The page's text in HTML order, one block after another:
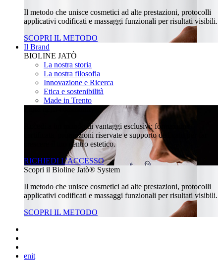
Il metodo che unisce cosmetici ad alte prestazioni, protocolli
applicativi codificati e massaggi funzionali per risultati visibili.
SCOPRI IL METODO
Il Brand
BIOLINE JATÒ
La nostra storia
La nostra filosofia
Innovazione e Ricerca
Etica e sostenibilità
Made in Trento
Accedi a un mondo di vantaggi esclusivi: formazione
certificata, promozioni riservate e supporto dedicato per far
crescere il tuo centro estetico.
RICHIEDI L'ACCESSO
Scopri il Bioline Jatò® System
Il metodo che unisce cosmetici ad alte prestazioni, protocolli
applicativi codificati e massaggi funzionali per risultati visibili.
SCOPRI IL METODO
enit